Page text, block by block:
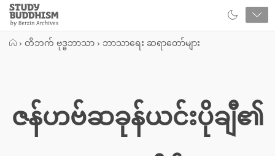
Close
Study
Buddhism
Home
› တိဘက် ဗုဒ္ဓဘာသာ › ဘာသာရေး ဆရာတော်များ
ဇန်ဟဗ်ဆခုန်ယင်းပိုချီ၏